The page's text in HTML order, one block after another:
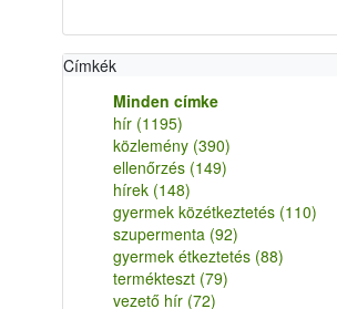
Címkék
Minden címke
hír (1195)
közlemény (390)
ellenőrzés (149)
hírek (148)
gyermek közétkeztetés (110)
szupermenta (92)
gyermek étkeztetés (88)
termékteszt (79)
vezető hír (72)